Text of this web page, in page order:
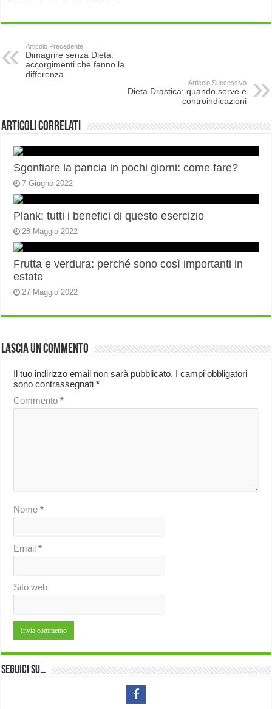
Articolo Precedente
Dimagrire senza Dieta:
accorgimenti che fanno la
differenza
Articolo Successivo
Dieta Drastica: quando serve e
controindicazioni
Articoli correlati
Sgonfiare la pancia in pochi giorni: come fare?
7 Giugno 2022
Plank: tutti i benefici di questo esercizio
28 Maggio 2022
Frutta e verdura: perché sono così importanti in
estate
27 Maggio 2022
Lascia un commento
Il tuo indirizzo email non sarà pubblicato. I campi obbligatori
sono contrassegnati*
Commento*
Nome*
Email*
Sito web
Seguici su…